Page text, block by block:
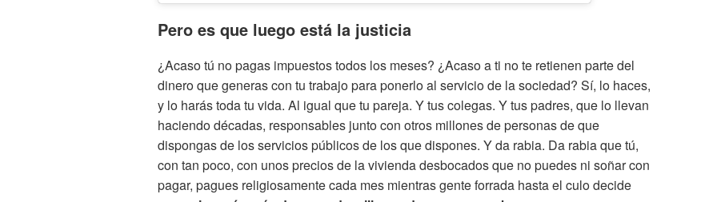
Pero es que luego está la justicia
¿Acaso tú no pagas impuestos todos los meses? ¿Acaso a ti no te retienen parte del
dinero que generas con tu trabajo para ponerlo al servicio de la sociedad? Sí, lo haces,
y lo harás toda tu vida. Al igual que tu pareja. Y tus colegas. Y tus padres, que lo llevan
haciendo décadas, responsables junto con otros millones de personas de que
dispongas de los servicios públicos de los que dispones. Y da rabia. Da rabia que tú,
con tan poco, con unos precios de la vivienda desbocados que no puedes ni soñar con
pagar, pagues religiosamente cada mes mientras gente forrada hasta el culo decide